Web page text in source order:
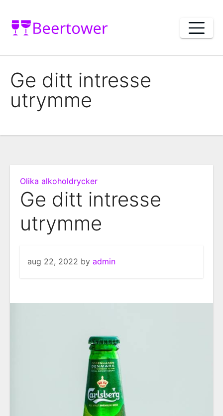
content
Ge ditt intresse
utrymme
Olika alkoholdrycker
Ge ditt intresse
utrymme
aug 22, 2022 by admin